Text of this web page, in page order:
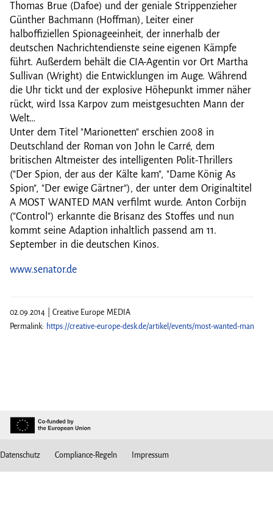
Thomas Brue (Dafoe) und der geniale Strippenzieher
Günther Bachmann (Hoffman), Leiter einer
halboffiziellen Spionageeinheit, der innerhalb der
deutschen Nachrichtendienste seine eigenen Kämpfe
führt. Außerdem behält die CIA-Agentin vor Ort Martha
Sullivan (Wright) die Entwicklungen im Auge. Während
die Uhr tickt und der explosive Höhepunkt immer näher
rückt, wird Issa Karpov zum meistgesuchten Mann der
Welt…
Unter dem Titel "Marionetten" erschien 2008 in
Deutschland der Roman von John le Carré, dem
britischen Altmeister des intelligenten Polit-Thrillers
("Der Spion, der aus der Kälte kam", "Dame König As
Spion", "Der ewige Gärtner"), der unter dem Originaltitel
A MOST WANTED MAN verfilmt wurde. Anton Corbijn
("Control") erkannte die Brisanz des Stoffes und nun
kommt seine Adaption inhaltlich passend am 11.
September in die deutschen Kinos.
www.senator.de
02.09.2014 | Creative Europe MEDIA
Permalink: https://creative-europe-desk.de/artikel/events/most-wanted-man
Datenschutz Compliance-Regeln Impressum